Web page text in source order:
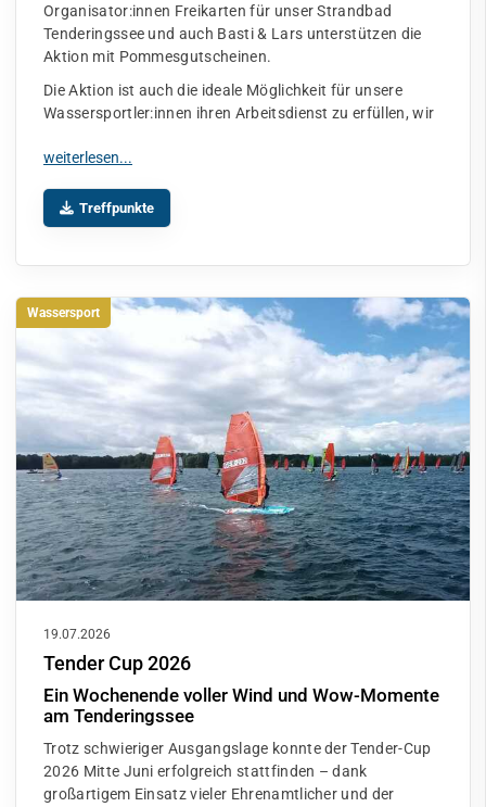
Organisator:innen Freikarten für unser Strandbad
Tenderingssee und auch Basti & Lars unterstützen die
Aktion mit Pommesgutscheinen.
Die Aktion ist auch die ideale Möglichkeit für unsere
Wassersportler:innen ihren Arbeitsdienst zu erfüllen, wir
Treffpunkte
Wassersport
19.07.2026
Tender Cup 2026
Ein Wochenende voller Wind und Wow-Momente
am Tenderingssee
Trotz schwieriger Ausgangslage konnte der Tender-Cup
2026 Mitte Juni erfolgreich stattfinden – dank
großartigem Einsatz vieler Ehrenamtlicher und der